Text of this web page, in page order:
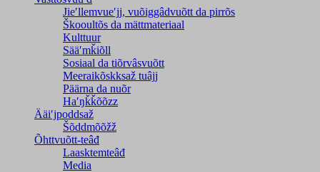
Jieʹllemvueʹjj, vuõiggâdvuõtt da pirrõs
Škooultõs da mättmateriaal
Kulttuur
Sääʹmǩiõll
Sosiaal da tiõrvâsvuõtt
Meeraikõskksaž tuâjj
Päärna da nuõr
Haʹŋǩǩõõzz
Ääiʹjpoddsaž
Šõddmõõžž
Õhttvuõtt-teâđ
Laasktemteâđ
Media